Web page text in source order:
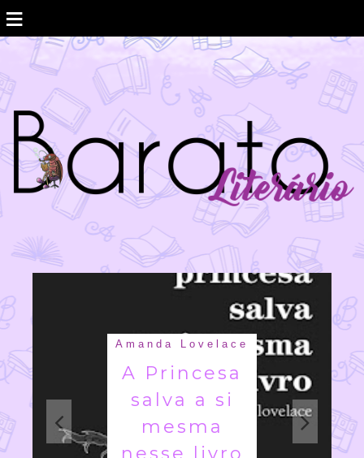
≡
Amanda Lovelace
A Princesa
salva a si
mesma